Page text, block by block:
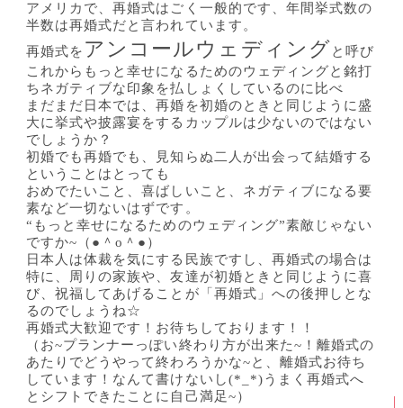
アメリカで、再婚式はごく一般的です、年間挙式数の
半数は再婚式だと言われています。
再婚式を アンコールウェディングと呼び
これからもっと幸せになるためのウェディングと銘打
ちネガティブな印象を払しょくしているのに比べ
まだまだ日本では、再婚を初婚のときと同じように盛
大に挙式や披露宴をするカップルは少ないのではない
でしょうか？
初婚でも再婚でも、見知らぬ二人が出会って結婚する
ということはとっても
おめでたいこと、喜ばしいこと、ネガティブになる要
素など一切ないはずです。
“もっと幸せになるためのウェディング”素敵じゃない
ですか~（●＾o＾●）
日本人は体裁を気にする民族ですし、再婚式の場合は
特に、周りの家族や、友達が初婚ときと同じように喜
び、祝福してあげることが「再婚式」への後押しとな
るのでしょうね☆
再婚式大歓迎です！お待ちしております！！
（お~プランナーっぽい終わり方が出来た~！離婚式の
あたりでどうやって終わろうかな~と、離婚式お待ち
しています！なんて書けないし(*_*)うまく再婚式へ
とシフトできたことに自己満足~）